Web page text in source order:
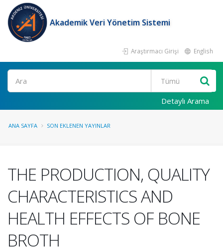
Akademik Veri Yönetim Sistemi
Araştırmacı Girişi English
Ara
Detaylı Arama
ANA SAYFA SON EKLENEN YAYINLAR
THE PRODUCTION, QUALITY
CHARACTERISTICS AND
HEALTH EFFECTS OF BONE
BROTH